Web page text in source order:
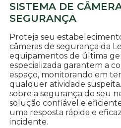
SISTEMA DE
SEGURANÇA
Proteja seu
câmeras de segurança da
equipamentos de última
especializada garantem a
espaço, monitorando em
qualquer atividade
sobre a segurança do seu
solução confiável e
uma resposta rápida e
incidente.